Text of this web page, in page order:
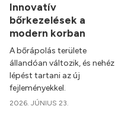
Innovatív
bőrkezelések a
modern korban
A bőrápolás területe
állandóan változik, és nehéz
lépést tartani az új
fejleményekkel.
2026. JÚNIUS 23.